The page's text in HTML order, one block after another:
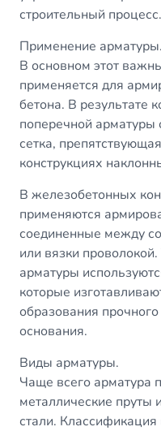
строительный процесс.
Применение арматуры.
В основном этот
применяется для
бетона. В результате
поперечной арматуры
сетка,
конструкциях
В железобетонных
применяются
соединенные между
или вязки
арматуры
которые
образования
основания.
Виды арматуры.
Чаще всего арматура
металлические пруты
стали.